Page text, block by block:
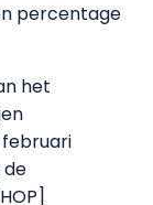
percentage
het